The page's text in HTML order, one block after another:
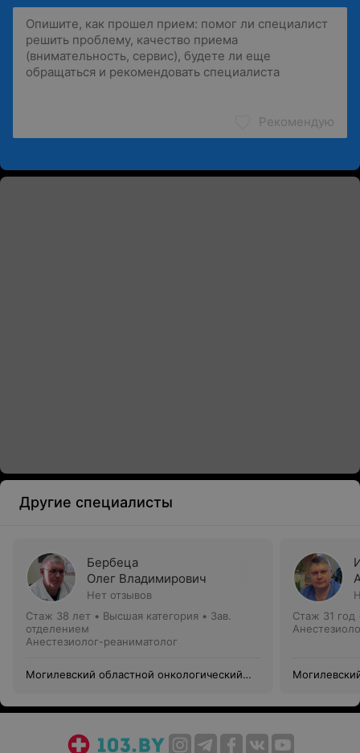
Рекомендую
Другие специалисты
Бербеца
Олег Владимирович
Нет отзывов
Стаж 38 лет • Высшая категория • Зав.
отделением
Анестезиолог-реаниматолог
Могилевский областной онкологический
Стаж 31 год